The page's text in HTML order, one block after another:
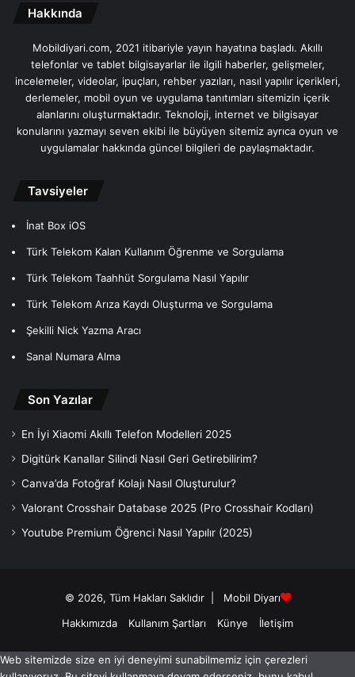
Hakkında
Mobildiyari.com, 2021 itibariyle yayın hayatına başladı. Akıllı
telefonlar ve tablet bilgisayarlar ile ilgili haberler, gelişmeler,
incelemeler, videolar, ipuçları, rehber yazıları, nasıl yapılır içerikleri,
derlemeler, mobil oyun ve uygulama tanıtımları sitemizin içerik
alanlarını oluşturmaktadır. Teknoloji, internet ve bilgisayar
konularını yazmayı seven ekibi ile büyüyen sitemiz ayrıca oyun ve
uygulamalar hakkında güncel bilgileri de paylaşmaktadır.
Tavsiyeler
İnat Box iOS
Türk Telekom Kalan Kullanım Öğrenme ve Sorgulama
Türk Telekom Taahhüt Sorgulama Nasıl Yapılır
Türk Telekom Arıza Kaydı Oluşturma ve Sorgulama
Şekilli Nick Yazma Aracı
Sanal Numara Alma
Son Yazılar
En İyi Xiaomi Akıllı Telefon Modelleri 2025
Digitürk Kanallar Silindi Nasıl Geri Getirebilirim?
Canva’da Fotoğraf Kolajı Nasıl Oluşturulur?
Valorant Crosshair Database 2025 (Pro Crosshair Kodları)
Youtube Premium Öğrenci Nasıl Yapılır (2025)
© 2026, Tüm Hakları Saklıdır | Mobil Diyarı
Hakkımızda
Kullanım Şartları Künye İletişim
Web sitemizde size en iyi deneyimi sunabilmemiz için çerezleri